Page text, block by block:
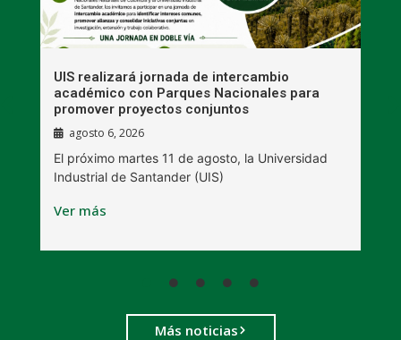
UIS realizará jornada de intercambio
académico con Parques Nacionales para
promover proyectos conjuntos
agosto 6, 2026
El próximo martes 11 de agosto, la Universidad
Industrial de Santander (UIS)
Ver más
Más noticias